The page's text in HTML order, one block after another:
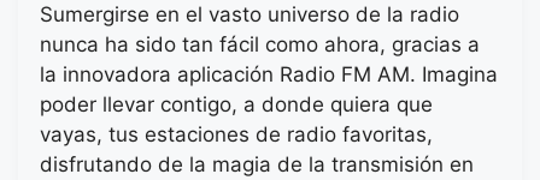
Sumergirse en el vasto universo de la radio
nunca ha sido tan fácil como ahora, gracias a
la innovadora aplicación Radio FM AM. Imagina
poder llevar contigo, a donde quiera que
vayas, tus estaciones de radio favoritas,
disfrutando de la magia de la transmisión en